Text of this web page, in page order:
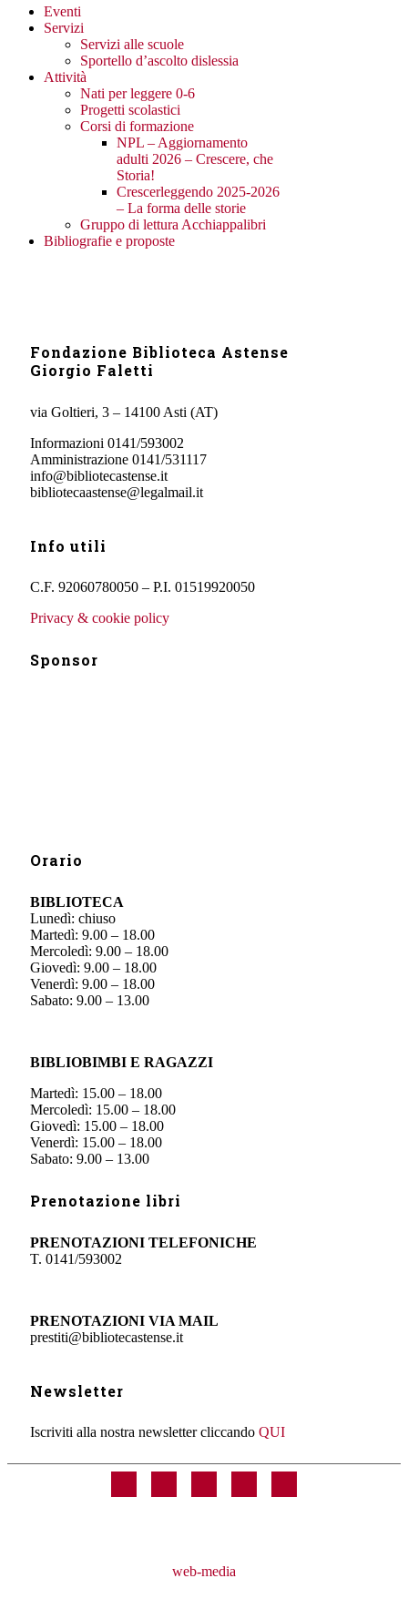
Eventi
Servizi
Servizi alle scuole
Sportello d’ascolto dislessia
Attività
Nati per leggere 0-6
Progetti scolastici
Corsi di formazione
NPL – Aggiornamento
adulti 2026 – Crescere, che
Storia!
Crescerleggendo 2025-2026
– La forma delle storie
Gruppo di lettura Acchiappalibri
Bibliografie e proposte
Fondazione Biblioteca Astense
Giorgio Faletti
via Goltieri, 3 – 14100 Asti (AT)
Informazioni 0141/593002
Amministrazione 0141/531117
info@bibliotecastense.it
bibliotecaastense@legalmail.it
Info utili
C.F. 92060780050 – P.I. 01519920050
Privacy & cookie policy
Sponsor
Orario
BIBLIOTECA
Lunedì: chiuso
Martedì: 9.00 – 18.00
Mercoledì: 9.00 – 18.00
Giovedì: 9.00 – 18.00
Venerdì: 9.00 – 18.00
Sabato: 9.00 – 13.00
BIBLIOBIMBI E RAGAZZI
Martedì: 15.00 – 18.00
Mercoledì: 15.00 – 18.00
Giovedì: 15.00 – 18.00
Venerdì: 15.00 – 18.00
Sabato: 9.00 – 13.00
Prenotazione libri
PRENOTAZIONI TELEFONICHE
T. 0141/593002
PRENOTAZIONI VIA MAIL
prestiti@bibliotecastense.it
Newsletter
Iscriviti alla nostra newsletter cliccando QUI
web-media